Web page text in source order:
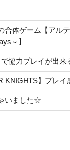
合体ゲーム【アル
～】
協力プレイが出来
KNIGHTS】プレイ
いました☆